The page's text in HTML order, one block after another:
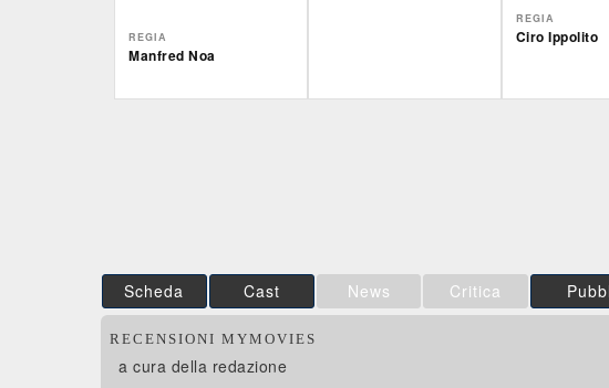
REGIA
Manfred Noa
REGIA
Ciro Ippolito
Scheda Cast News Critica
RECENSIONI MYMOVIES
a cura della redazione